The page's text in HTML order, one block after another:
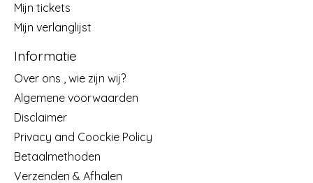
Mijn tickets
Mijn verlanglijst
Informatie
Over ons , wie zijn wij?
Algemene voorwaarden
Disclaimer
Privacy and Coockie Policy
Betaalmethoden
Verzenden & Afhalen